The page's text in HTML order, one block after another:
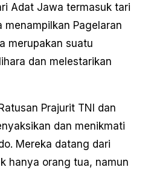
Adat Jawa termasuk tari
Pagelaran
merupakan suatu
dan melestarikan
Prajurit TNI dan
dan menikmati
Mereka datang dari
hanya orang tua, namun